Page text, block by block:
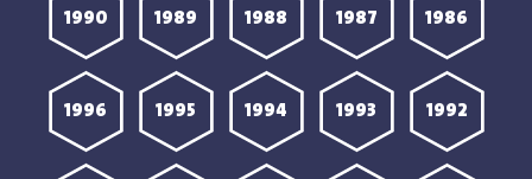
1986
1987
1988
1989
1990
1992
1993
1994
1995
1996